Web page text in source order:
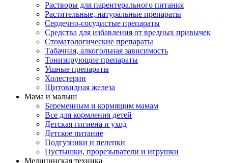
Растворы для парентерального питания
Растительные, натуральные препараты
Сердечно-сосудистые препараты
Средства для избавления от вредных привычек
Стоматологические препараты
Табачная, алкогольная зависимость
Тонизирующие препараты
Ушные препараты
Холестерин
Щитовидная железа
Мама и малыш
Беременным и кормящим мамам
Все для кормления детей
Детская гигиена и уход
Детское питание
Подгузники и пеленки
Пустышки, прорезыватели и игрушки
Медицинская техника